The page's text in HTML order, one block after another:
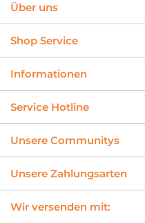
Über uns
Shop Service
Informationen
Service Hotline
Unsere Communitys
Unsere Zahlungsarten
Wir versenden mit: